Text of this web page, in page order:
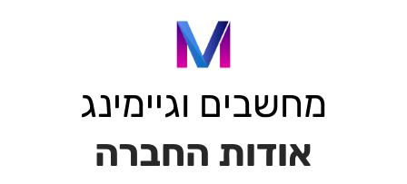
מחשבים וגיימינג
אודות החברה